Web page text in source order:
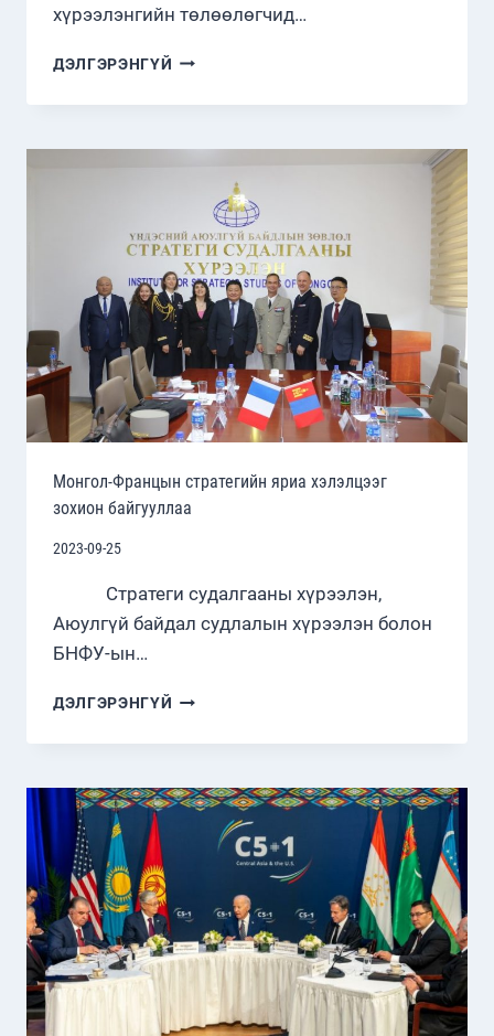
хүрээлэнгийн төлөөлөгчид…
ДЭЛГЭРЭНГҮЙ ОХУ-
СТРАТЕГИЙН
ХҮРЭЭЛЭНТЭЙ
ТАЛЫН
УУЛЗАЛТ
ЗОХИОН
БАЙГУУЛАВ
Монгол-Францын стратегийн яриа хэлэлцээг
зохион байгууллаа
2023-09-25
Стратеги судалгааны хүрээлэн,
Аюулгүй байдал судлалын хүрээлэн болон
БНФУ-ын…
ДЭЛГЭРЭНГҮЙ МОНГОЛ-
СТРАТЕГИЙН
ХЭЛЭЛЦЭЭГ
ЗОХИОН
БАЙГУУЛЛАА